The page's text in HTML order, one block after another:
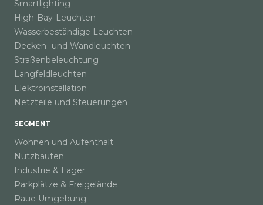
Smartlighting
High-Bay-Leuchten
Wasserbeständige Leuchten
Decken- und Wandleuchten
Straßenbeleuchtung
Langfeldleuchten
Elektroinstallation
Netzteile und Steuerungen
SEGMENT
Wohnen und Aufenthalt
Nutzbauten
Industrie & Lager
Parkplätze & Freigelände
Raue Umgebung